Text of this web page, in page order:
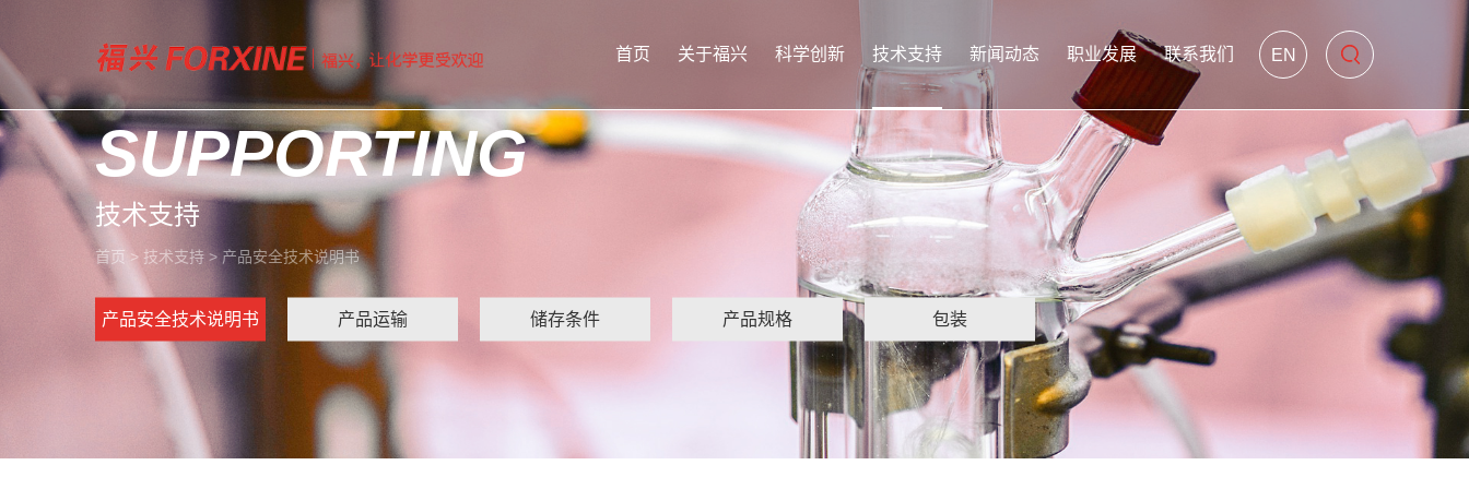
EN
首页 关于福兴 科学创新 技术支持 新闻动态 职业发展 联系我们
SUPPORTING
技术支持
首页 > 技术支持 > 产品安全技术说明书
产品安全技术说明书 产品运输 储存条件 产品规格 包装